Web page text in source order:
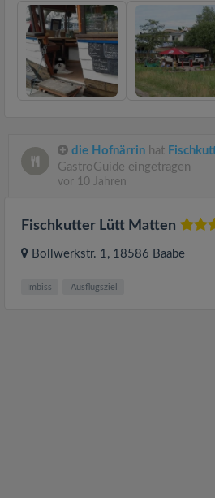
die Hofnärrin hat
GastroGuide eingetragen
vor 10 Jahren
Fischkutter Lütt Matten
Bollwerkstr. 1 , 18586 Baabe
Imbiss Ausflugsziel